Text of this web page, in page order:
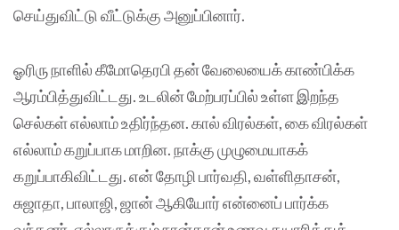
செய்துவிட்டு வீட்டுக்கு அனுப்பினார்.
ஓரிரு நாளில் கீமோதெரபி தன் வேலையைக் காண்பிக்க
ஆரம்பித்துவிட்டது. உடலின் மேற்பரப்பில் உள்ள இறந்த
செல்கள் எல்லாம் உதிர்ந்தன. கால் விரல்கள், கை விரல்கள்
எல்லாம் கறுப்பாக மாறின. நாக்கு முழுமையாகக்
கறுப்பாகிவிட்டது. என் தோழி பார்வதி, வள்ளிதாசன்,
சுஜாதா, பாலாஜி, ஜான் ஆகியோர் என்னைப் பார்க்க